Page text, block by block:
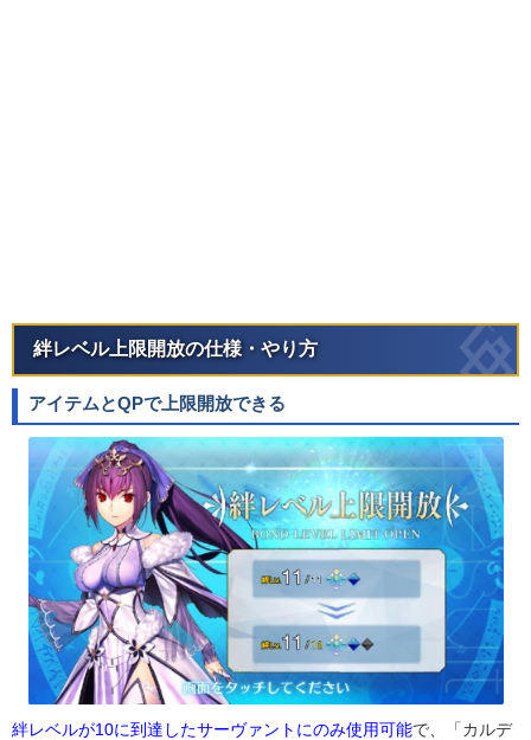
絆レベル上限開放の仕様・やり方
アイテムとQPで上限開放できる
絆レベルが10に到達したサーヴァントにのみ使用可能で、「カルデ